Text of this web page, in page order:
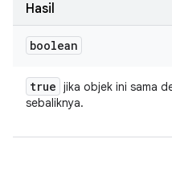
Hasil
boolean
true jika objek ini sama
sebaliknya.